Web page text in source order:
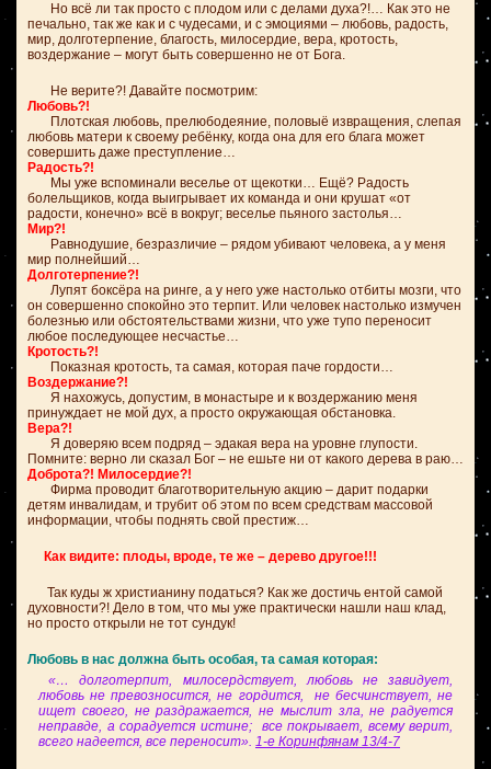
Но всё ли так просто с плодом или с делами духа?!… Как это не
печально, так же как и с чудесами, и с эмоциями – любовь, радость,
мир, долготерпение, благость, милосердие, вера, кротость,
воздержание – могут быть совершенно не от Бога.
Не верите?! Давайте посмотрим:
Любовь?!
Плотская любовь, прелюбодеяние, половыё извращения, слепая
любовь матери к своему ребёнку, когда она для его блага может
совершить даже преступление…
Радость?!
Мы уже вспоминали веселье от щекотки… Ещё? Радость
болельщиков, когда выигрывает их команда и они крушат «от
радости, конечно» всё в вокруг; веселье пьяного застолья…
Мир?!
Равнодушие, безразличие – рядом убивают человека, а у меня
мир полнейший…
Долготерпение?!
Лупят боксёра на ринге, а у него уже настолько отбиты мозги, что
он совершенно спокойно это терпит. Или человек настолько измучен
болезнью или обстоятельствами жизни, что уже тупо переносит
любое последующее несчастье…
Кротость?!
Показная кротость, та самая, которая паче гордости…
Воздержание?!
Я нахожусь, допустим, в монастыре и к воздержанию меня
принуждает не мой дух, а просто окружающая обстановка.
Вера?!
Я доверяю всем подряд – эдакая вера на уровне глупости.
Помните: верно ли сказал Бог – не ешьте ни от какого дерева в раю…
Доброта?! Милосердие?!
Фирма проводит благотворительную акцию – дарит подарки
детям инвалидам, и трубит об этом по всем средствам массовой
информации, чтобы поднять свой престиж…
Как видите: плоды, вроде, те же – дерево другое!!!
Так куды ж христианину податься? Как же достичь ентой самой
духовности?! Дело в том, что мы уже практически нашли наш клад,
но просто открыли не тот сундук!
Любовь в нас должна быть особая, та самая которая:
«… долготерпит, милосердствует, любовь не завидует,
любовь не превозносится, не гордится, не бесчинствует, не
ищет своего, не раздражается, не мыслит зла, не радуется
неправде, а сорадуется истине; все покрывает, всему верит,
всего надеется, все переносит». 1-е Коринфянам 13/4-7